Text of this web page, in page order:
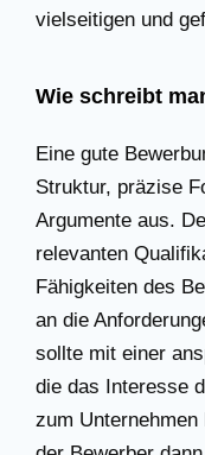
vielseitigen und
Wie schreibt
Eine gute
Struktur, präzise
Argumente aus.
relevanten
Fähigkeiten des
an die
sollte mit einer
die das Interesse
zum